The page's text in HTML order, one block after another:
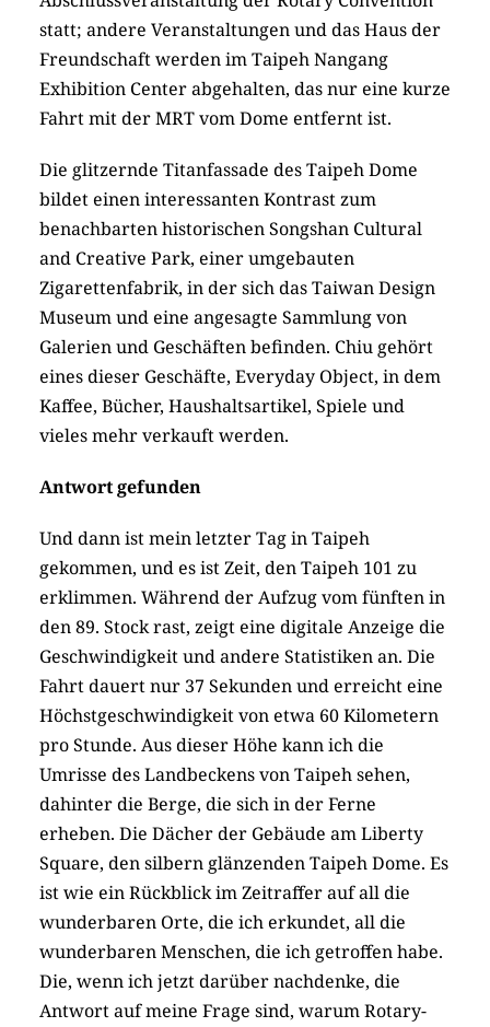
statt; andere Veranstaltungen und das Haus der
Freundschaft werden im Taipeh Nangang
Exhibition Center abgehalten, das nur eine kurze
Fahrt mit der MRT vom Dome entfernt ist.
Die glitzernde Titanfassade des Taipeh Dome
bildet einen interessanten Kontrast zum
benachbarten historischen Songshan Cultural
and Creative Park, einer umgebauten
Zigarettenfabrik, in der sich das Taiwan Design
Museum und eine angesagte Sammlung von
Galerien und Geschäften befinden. Chiu gehört
eines dieser Geschäfte, Everyday Object, in dem
Kaffee, Bücher, Haushaltsartikel, Spiele und
vieles mehr verkauft werden.
Antwort gefunden
Und dann ist mein letzter Tag in Taipeh
gekommen, und es ist Zeit, den Taipeh 101 zu
erklimmen. Während der Aufzug vom fünften in
den 89. Stock rast, zeigt eine digitale Anzeige die
Geschwindigkeit und andere Statistiken an. Die
Fahrt dauert nur 37 Sekunden und erreicht eine
Höchstgeschwindigkeit von etwa 60 Kilometern
pro Stunde. Aus dieser Höhe kann ich die
Umrisse des Landbeckens von Taipeh sehen,
dahinter die Berge, die sich in der Ferne
erheben. Die Dächer der Gebäude am Liberty
Square, den silbern glänzenden Taipeh Dome. Es
ist wie ein Rückblick im Zeitraffer auf all die
wunderbaren Orte, die ich erkundet, all die
wunderbaren Menschen, die ich getroffen habe.
Die, wenn ich jetzt darüber nachdenke, die
Antwort auf meine Frage sind, warum Rotary-